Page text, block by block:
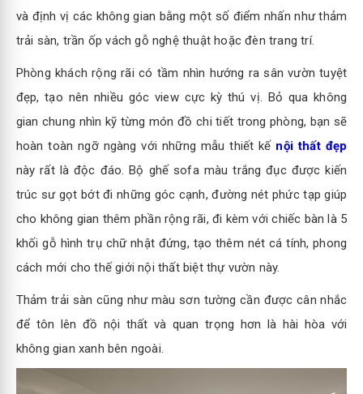
và định vị các không gian bằng một số điểm nhấn như thảm
trải sàn, trần ốp vách gỗ nghệ thuật hoặc đèn trang trí.
Phòng khách rộng rãi có tầm nhìn hướng ra sân vườn tuyệt
đẹp, tạo nên nhiều góc view cực kỳ thú vị. Bỏ qua không
gian chung nhìn kỹ từng món đồ chi tiết trong phòng, bạn sẽ
hoàn toàn ngỡ ngàng với những mẫu thiết kế nội thất đẹp
này rất là độc đáo. Bộ ghế sofa màu trắng đục được kiến
trúc sư gọt bớt đi những góc cạnh, đường nét phức tạp giúp
cho không gian thêm phần rộng rãi, đi kèm với chiếc bàn là 5
khối gỗ hình trụ chữ nhật đứng, tạo thêm nét cá tính, phong
cách mới cho thế giới nội thất biệt thự vườn này.
Thảm trải sàn cũng như màu sơn tường cần được cân nhắc
để tôn lên đồ nội thất và quan trọng hơn là hài hòa với
không gian xanh bên ngoài.